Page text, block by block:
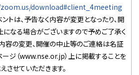
download#client_4meeting
トは、予告なく内容が変更となったり、開
なる場合がございますので予めご了承く
容の変更、開催の中止等のご連絡は名証
ージ（www.nse.or.jp）上に掲載することを
させていただきます。